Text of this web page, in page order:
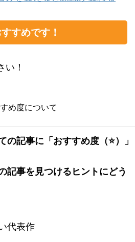
すめです！
い！
め度について
記事に「おすすめ度（⭐️）」
記事を見つけるヒントにどう
代表作